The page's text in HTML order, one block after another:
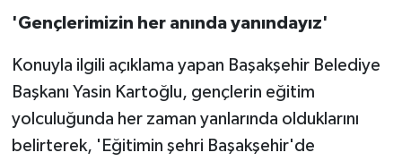
'Gençlerimizin her anında yanındayız'
Konuyla ilgili açıklama yapan Başakşehir Belediye
Başkanı Yasin Kartoğlu, gençlerin eğitim
yolculuğunda her zaman yanlarında olduklarını
belirterek, 'Eğitimin şehri Başakşehir'de